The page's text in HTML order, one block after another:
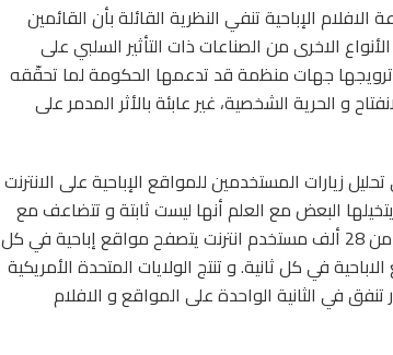
الإباحية تنفي النظرية القائلة بأن القائمين
الاخرى من الصناعات ذات التأثير السلبي على
ترويجها جهات منظمة قد تدعمها الحكومة لما تحقّقه
و الحرية الشخصية، غير عابئة بالأثر المدمر على
زيارات المستخدمين للمواقع الإباحية على الانترنت
البعض مع العلم أنها ليست ثابتة و تتضاعف مع
مرور الأيام كلما تضاعف عدد مستخدمي الانترنت تفيد ان أكثر من 28 ألف مستخدم انترنت يتصفح مواقع إباحية في كل
الاباحية في كل ثانية. و تنتج الولايات المتحدة الأمريكية
كل 39 دقيقة و اكثر من 3 آلاف دولار تنفق في الثانية الواحدة على المواقع و الافلام